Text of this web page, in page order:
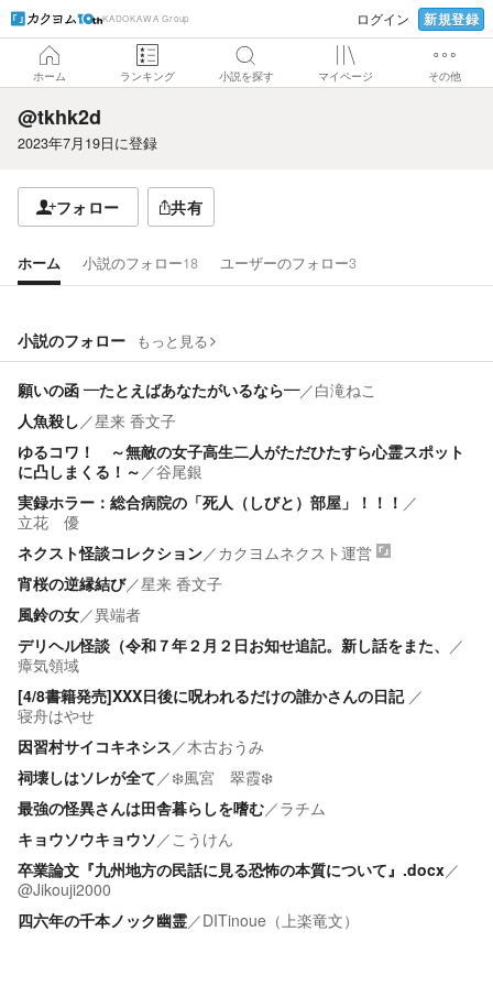
KADOKAWA Group ログイン 新規登録
ホーム ランキング 小説を探す マイページ その他
@tkhk2d
2023年7月19日に登録
フォロー 共有
ホーム 小説のフォロー18 ユーザーのフォロー3
小説のフォロー もっと見る
願いの函 ―たとえばあなたがいるなら―／白滝ねこ
人魚殺し／星来 香文子
ゆるコワ！ ～無敵の女子高生二人がただひたすら心霊スポット
に凸しまくる！～ ／谷尾銀
実録ホラー：総合病院の「死人（しびと）部屋」！！！ ／
立花 優
ネクスト怪談コレクション／カクヨムネクスト運営
宵桜の逆縁結び／星来 香文子
風鈴の女／異端者
デリヘル怪談（令和７年２月２日お知せ追記。新し話をまた、 ／
瘴気領域
[4/8書籍発売]XXX日後に呪われるだけの誰かさんの日記 ／
寝舟はやせ
因習村サイコキネシス／木古おうみ
祠壊しはソレが全て／❄️風宮 翠霞❄️
最強の怪異さんは田舎暮らしを嗜む／ラチム
キョウソウキョウソ／ こうけん
卒業論文『九州地方の民話に見る恐怖の本質について』.docx／
@Jikouji2000
四六年の千本ノック幽霊／DITinoue（上楽竜文）